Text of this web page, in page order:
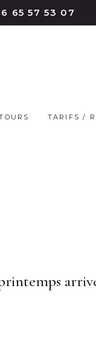
65 57 53 07
TARIFS /